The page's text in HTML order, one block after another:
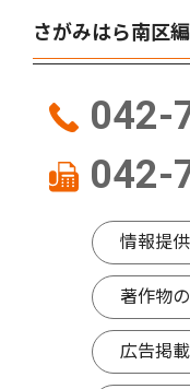
さがみはら南区
042-
042-
情報提
著作物
広告掲